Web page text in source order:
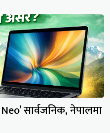
सार्वजनिक, नेपालमा